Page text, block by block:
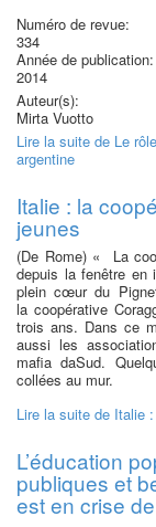
Numéro de revue:
334
Année de publication:
2014
Auteur(s):
Mirta Vuotto
Lire la suite de Le
argentine
Italie : la
jeunes
(De Rome) « La
depuis la fenêtre en
plein cœur du
la coopérative
trois ans. Dans ce
aussi les
mafia daSud.
collées au mur.
Lire la suite de Italie
L’éducation
publiques et
est en crise